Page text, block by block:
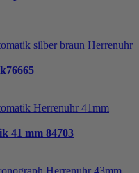
76665
41 mm 84703